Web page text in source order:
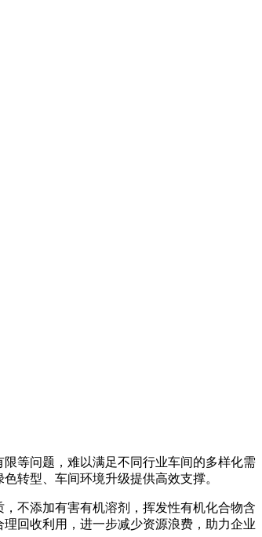
等问题，难以满足不同行业车间的多样化需
转型、车间环境升级提供高效支撑。
不添加有害有机溶剂，挥发性有机化合物含
回收利用，进一步减少资源浪费，助力企业